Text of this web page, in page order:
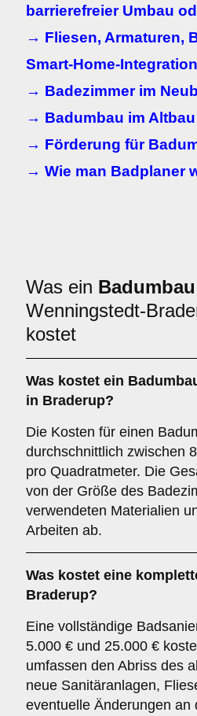
barrierefreier Umbau
→ Fliesen, Armaturen,
Smart-Home-
→ Badezimmer im
→ Badumbau im
→ Förderung für
→ Wie man Badplaner
Was ein Badumbau
Wenningstedt-
kostet
Was kostet ein
in Braderup?
Die Kosten für einen
durchschnittlich zwischen
pro Quadratmeter. Die
von der Größe des
verwendeten Materialien
Arbeiten ab.
Was kostet eine
Braderup?
Eine vollständige
5.000 € und 25.000 €
umfassen den Abriss des
neue Sanitäranlagen,
eventuelle Änderungen an